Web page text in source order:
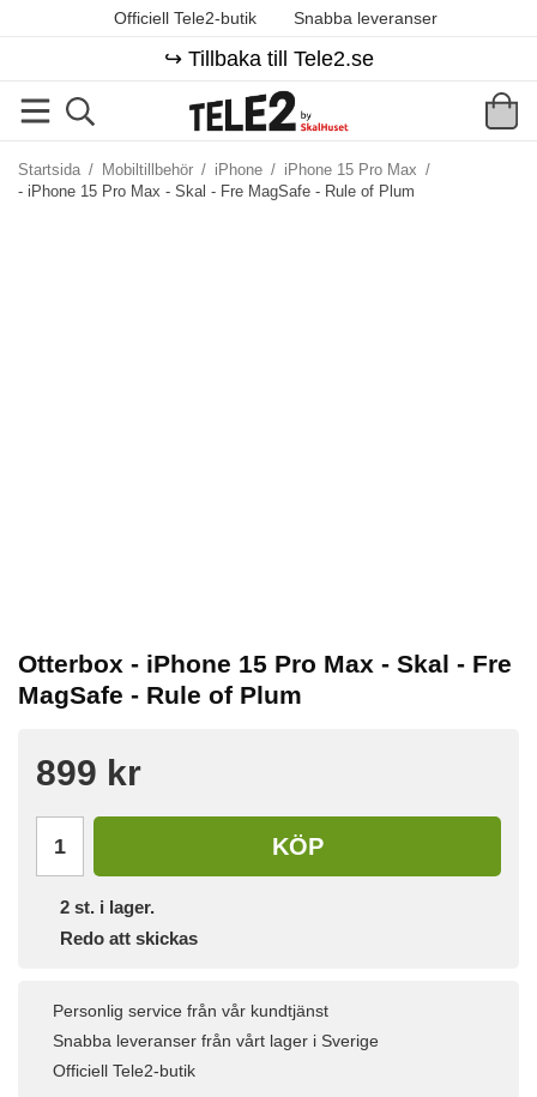
Officiell Tele2-butik Snabba leveranser
↪️ Tillbaka till Tele2.se
Startsida / Mobiltillbehör / iPhone / iPhone 15 Pro Max /
- iPhone 15 Pro Max - Skal - Fre MagSafe - Rule of Plum
Otterbox - iPhone 15 Pro Max - Skal - Fre
MagSafe - Rule of Plum
899 kr
KÖP
2 st. i lager.
Redo att skickas
Personlig service från vår kundtjänst
Snabba leveranser från vårt lager i Sverige
Officiell Tele2-butik